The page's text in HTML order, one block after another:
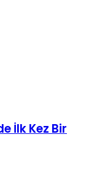
İlk Kez Bir